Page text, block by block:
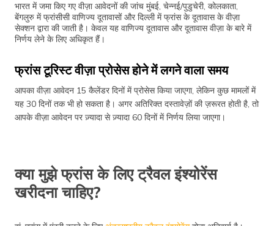
भारत में जमा किए गए वीज़ा आवेदनों की जांच मुंबई, चेन्नई/पुडुचेरी, कोलकाता,
बेंगलुरु में फ्रांसीसी वाणिज्य दूतावासों और दिल्ली में फ्रांस के दूतावास के वीज़ा
सेक्शन द्वारा की जाती है। केवल यह वाणिज्य दूतावास और दूतावास वीज़ा के बारे में
निर्णय लेने के लिए अधिकृत हैं।
फ्रांस टूरिस्ट वीज़ा प्रोसेस होने में लगने वाला समय
आपका वीज़ा आवेदन 15 कैलेंडर दिनों में प्रोसेस किया जाएगा, लेकिन कुछ मामलों में
यह 30 दिनों तक भी हो सकता है। अगर अतिरिक्त दस्तावेज़ों की ज़रूरत होती है, तो
आपके वीज़ा आवेदन पर ज़्यादा से ज़्यादा 60 दिनों में निर्णय लिया जाएगा।
क्या मुझे फ्रांस के लिए ट्रैवल इंश्योरेंस
खरीदना चाहिए?